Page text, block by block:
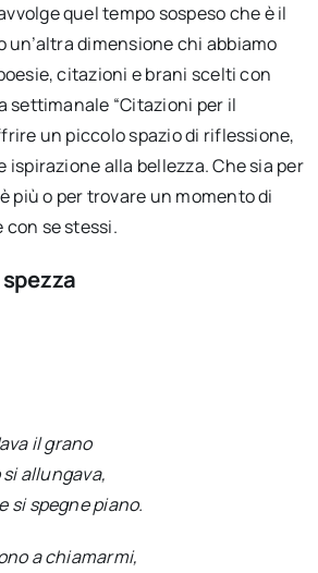
quel tempo sospeso che è il
un’altra dimensione chi abbiamo
citazioni e brani scelti con
settimanale “Citazioni per il
un piccolo spazio di riflessione,
ispirazione alla bellezza. Che sia per
più o per trovare un momento di
se stessi.
il grano
si allungava,
si spegne piano.
a chiamarmi,